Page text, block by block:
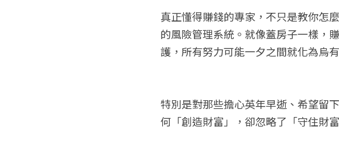
真正懂得賺錢的專家，不只是教你怎
的風險管理系統。就像蓋房子一樣，
護，所有努力可能一夕之間就化為烏有
特別是對那些擔心英年早逝、希望留
何「創造財富」，卻忽略了「守住財